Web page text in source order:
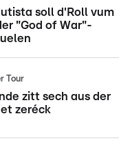
soll d'Roll vum
"God of War"-
Tour
zitt sech aus der
zeréck